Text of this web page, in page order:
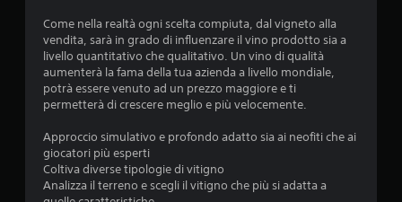
Come nella realtà ogni scelta compiuta, dal vigneto alla
vendita, sarà in grado di influenzare il vino prodotto sia a
livello quantitativo che qualitativo. Un vino di qualità
aumenterà la fama della tua azienda a livello mondiale,
potrà essere venuto ad un prezzo maggiore e ti
permetterà di crescere meglio e più velocemente.
Approccio simulativo e profondo adatto sia ai neofiti che ai
giocatori più esperti
Coltiva diverse tipologie di vitigno
Analizza il terreno e scegli il vitigno che più si adatta a